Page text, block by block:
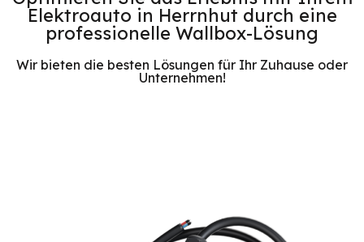
Elektroauto in Herrnhut durch eine
professionelle Wallbox-Lösung
Wir bieten die besten Lösungen für Ihr Zuhause oder
Unternehmen!